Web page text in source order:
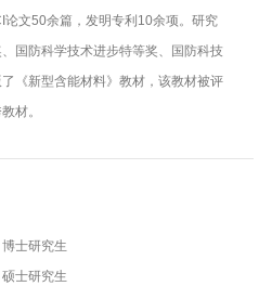
文50余篇，发明专利10余项。研究
国防科学技术进步特等奖、国防科技
《新型含能材料》教材，该教材被评
材。
士研究生
士研究生